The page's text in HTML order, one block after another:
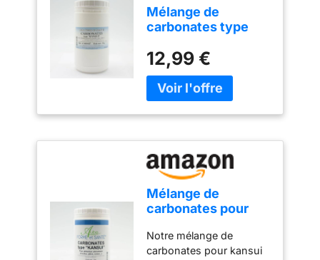
Mélange de
carbonates type
inviolable de 500 g
pour ramen
12,99 €
Mélange de
carbonates pour
5 kg
Notre mélange de
carbonates pour kansui